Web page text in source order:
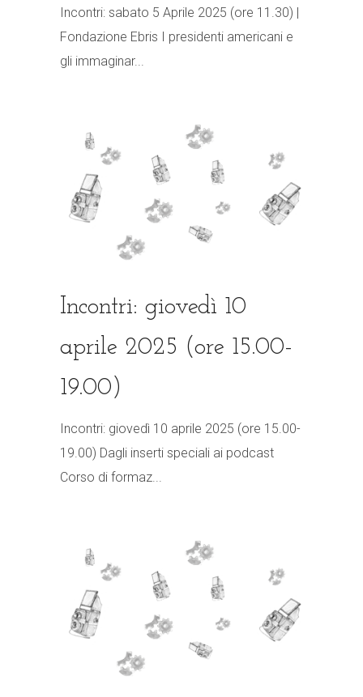
Incontri: sabato 5 Aprile 2025 (ore 11.30) |
Fondazione Ebris I presidenti americani e
gli immaginar...
Incontri: giovedì 10
aprile 2025 (ore 15.00-
19.00)
Incontri: giovedì 10 aprile 2025 (ore 15.00-
19.00) Dagli inserti speciali ai podcast
Corso di formaz...